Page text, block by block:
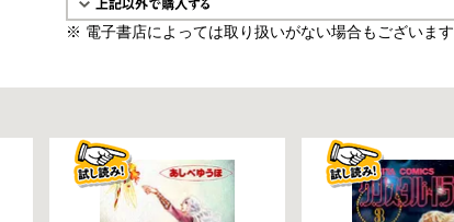
※ 電子書店によっては取り扱いがない場合もございます